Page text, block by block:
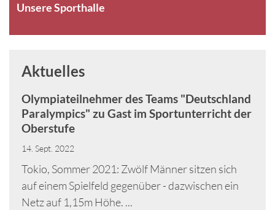
Unsere Sporthalle
Aktuelles
Olympiateilnehmer des Teams "Deutschland
Paralympics" zu Gast im Sportunterricht der
Oberstufe
14. Sept. 2022
Tokio, Sommer 2021: Zwölf Männer sitzen sich
auf einem Spielfeld gegenüber - dazwischen ein
Netz auf 1,15m Höhe. ...